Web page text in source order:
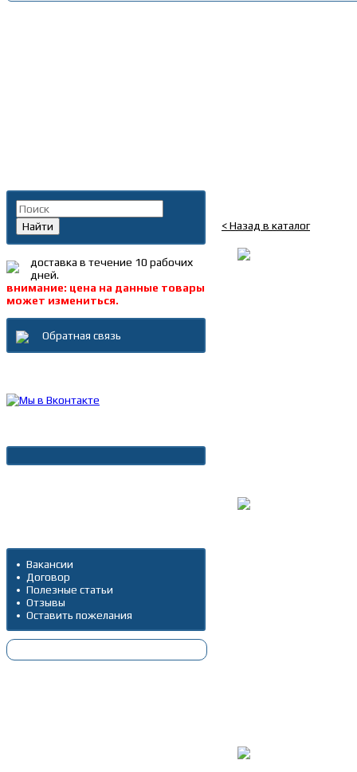
< Назад в каталог
Найти
доставка в течение 10 рабочих
дней.
внимание: цена на данные товары
может измениться.
Обратная связь
Вакансии
Договор
Полезные статьи
Отзывы
Оставить пожелания